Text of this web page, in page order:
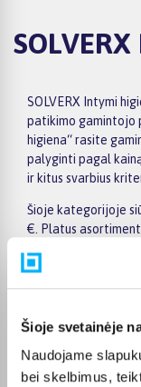
Šioje svetainėje
Naudojame
bei skelbimus,
SOLVERX Intymi
patikimo gamintojo
higiena“ rasite
palyginti pagal
ir kitus svarbius
Šioje kategorijoje
€. Platus
poreikiams,
įvertinti ne tik
komplektaciją,
Puslapyje esantys
pasiūlymus ir
Atsižvelkite į jums